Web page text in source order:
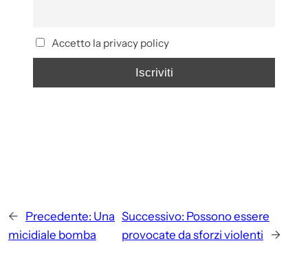
Accetto la privacy policy
← Precedente: Una
micidiale bomba
Successivo: Possono essere
provocate da sforzi violenti
→